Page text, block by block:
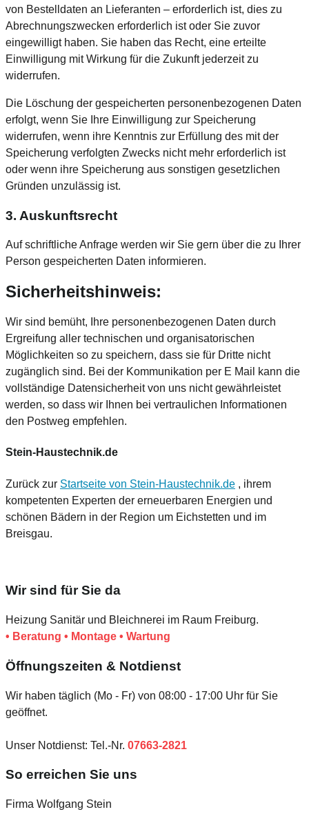
von Bestelldaten an Lieferanten – erforderlich ist, dies zu
Abrechnungszwecken erforderlich ist oder Sie zuvor
eingewilligt haben. Sie haben das Recht, eine erteilte
Einwilligung mit Wirkung für die Zukunft jederzeit zu
widerrufen.
Die Löschung der gespeicherten personenbezogenen Daten
erfolgt, wenn Sie Ihre Einwilligung zur Speicherung
widerrufen, wenn ihre Kenntnis zur Erfüllung des mit der
Speicherung verfolgten Zwecks nicht mehr erforderlich ist
oder wenn ihre Speicherung aus sonstigen gesetzlichen
Gründen unzulässig ist.
3. Auskunftsrecht
Auf schriftliche Anfrage werden wir Sie gern über die zu Ihrer
Person gespeicherten Daten informieren.
Sicherheitshinweis:
Wir sind bemüht, Ihre personenbezogenen Daten durch
Ergreifung aller technischen und organisatorischen
Möglichkeiten so zu speichern, dass sie für Dritte nicht
zugänglich sind. Bei der Kommunikation per E Mail kann die
vollständige Datensicherheit von uns nicht gewährleistet
werden, so dass wir Ihnen bei vertraulichen Informationen
den Postweg empfehlen.
Stein-Haustechnik.de
Zurück zur Startseite von Stein-Haustechnik.de , ihrem
kompetenten Experten der erneuerbaren Energien und
schönen Bädern in der Region um Eichstetten und im
Breisgau.
Wir sind für Sie da
Heizung Sanitär und Bleichnerei im Raum Freiburg.
• Beratung • Montage • Wartung
Öffnungszeiten & Notdienst
Wir haben täglich (Mo - Fr) von 08:00 - 17:00 Uhr für Sie
geöffnet.
Unser Notdienst: Tel.-Nr. 07663-2821
So erreichen Sie uns
Firma Wolfgang Stein